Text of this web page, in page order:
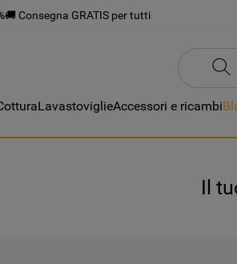
🚚 Consegna GRATIS per tutti
LavastoviglieAccessori e ricambi
Il